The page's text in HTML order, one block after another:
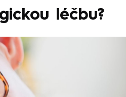
léčbu?